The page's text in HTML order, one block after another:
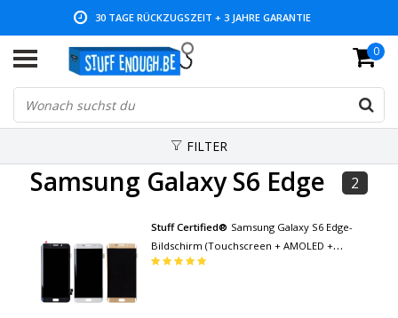
30 TAGE RÜCKZUGSZEIT + 3 JAHRE GARANTIE
NIEDRIGE PREISE UND GROSSE AUSWAHL 0
FILTER
Samsung Galaxy S6 Edge 2
Stuff Certified® Samsung Galaxy S6 Edge-
Bildschirm (Touchscreen + AMOLED +
Teile) A + Qualität - Schwarz / Weiß / Gold /